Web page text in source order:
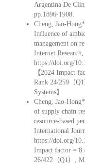
Argentina De
pp.1896-1908.
Cheng, Jao-
Influence of
management on
Internet
https://doi.org/
【2024 Impact
Rank 24/259（
Systems】
Cheng, Jao-
of supply chain
resource-based
International
https://doi.org/
Impact factor =
26/422（Q1）,